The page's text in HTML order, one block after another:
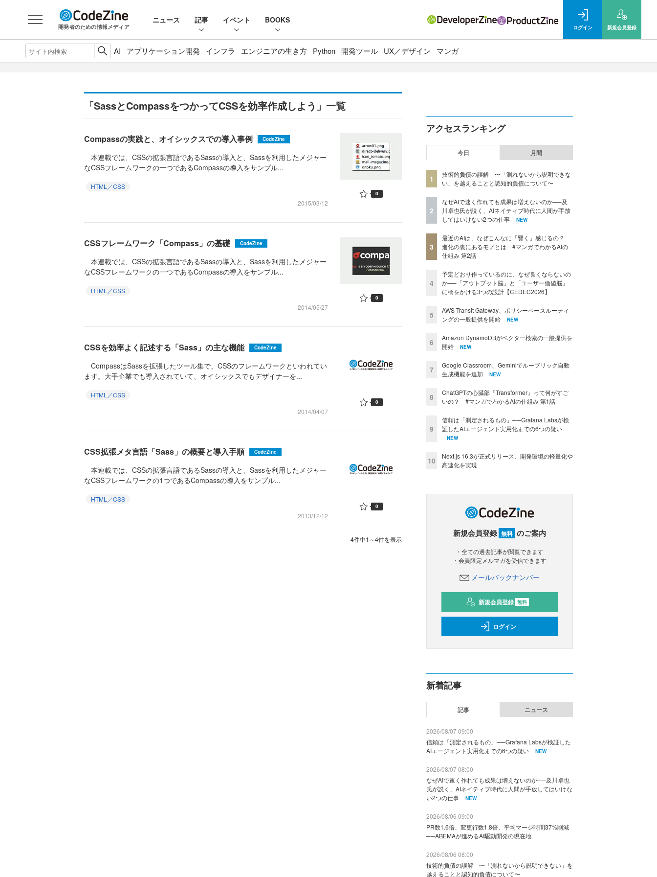
開発者のための情報メディア
ニュース 記事 イベント BOOKS
ログイン 新規会員登録
AI アプリケーション開発 インフラ エンジニアの生き方 Python 開発ツール UX／デザイン マンガ
「SassとCompassをつかってCSSを効率作成しよう」一覧
Compassの実践と、オイシックスでの導入事例 CodeZine
本連載では、CSSの拡張言語であるSassの導入と、Sassを利用したメジャー
なCSSフレームワークの一つであるCompassの導入をサンプル...
HTML／CSS
2015/03/12
0
CSSフレームワーク「Compass」の基礎 CodeZine
本連載では、CSSの拡張言語であるSassの導入と、Sassを利用したメジャー
なCSSフレームワークの一つであるCompassの導入をサンプル...
HTML／CSS
2014/05/27
0
CSSを効率よく記述する「Sass」の主な機能 CodeZine
CompassはSassを拡張したツール集で、CSSのフレームワークといわれてい
ます。大手企業でも導入されていて、オイシックスでもデザイナーを...
HTML／CSS
2014/04/07
0
CSS拡張メタ言語「Sass」の概要と導入手順 CodeZine
本連載では、CSSの拡張言語であるSassの導入と、Sassを利用したメジャー
なCSSフレームワークの1つであるCompassの導入をサンプル...
HTML／CSS
2013/12/12
0
4件中1～4件を表示
アクセスランキング
今日 月間
1
技術的負債の誤解 〜「測れないから説明できな
い」を越えることと認知的負債について〜
2
なぜAIで速く作れても成果は増えないのか──及
川卓也氏が説く、AIネイティブ時代に人間が手放
してはいけない2つの仕事
NEW
3
最近のAIは、なぜこんなに「賢く」感じるの？
進化の裏にあるモノとは #マンガでわかるAIの
仕組み 第2話
4
予定どおり作っているのに、なぜ良くならないの
か──「アウトプット脳」と「ユーザー価値脳」
に橋をかける3つの設計【CEDEC2026】
5
AWS Transit Gateway、ポリシーベースルーティ
ングの一般提供を開始
NEW
6
Amazon DynamoDBがベクター検索の一般提供を
開始
NEW
7
Google Classroom、Geminiでルーブリック自動
生成機能を追加
NEW
8
ChatGPTの心臓部『Transformer』って何がすご
いの？ #マンガでわかるAIの仕組み 第1話
9
信頼は「測定されるもの」──Grafana Labsが検
証したAIエージェント実用化までの6つの疑い
NEW
10
Next.js 16.3が正式リリース、開発環境の軽量化や
高速化を実現
新規会員登録 無料 のご案内
・全ての過去記事が閲覧できます
・会員限定メルマガを受信できます
メールバックナンバー
新規会員登録 無料
ログイン
新着記事
記事 ニュース
2026/08/07 09:00
信頼は「測定されるもの」──Grafana Labsが検証した
AIエージェント実用化までの6つの疑い
NEW
2026/08/07 08:00
なぜAIで速く作れても成果は増えないのか──及川卓也
氏が説く、AIネイティブ時代に人間が手放してはいけな
い2つの仕事
NEW
2026/08/06 09:00
PR数1.6倍、変更行数1.8倍、平均マージ時間37%削減
──ABEMAが進めるAI駆動開発の現在地
2026/08/06 08:00
技術的負債の誤解 〜「測れないから説明できない」を
越えることと認知的負債について〜